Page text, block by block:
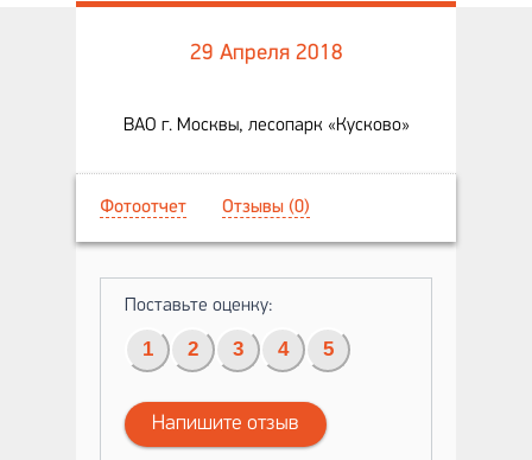
29 Апреля 2018
ВАО г. Москвы, лесопарк «Кусково»
Фотоотчет Отзывы (0)
Поставьте оценку:
1 2 3 4 5
Напишите отзыв